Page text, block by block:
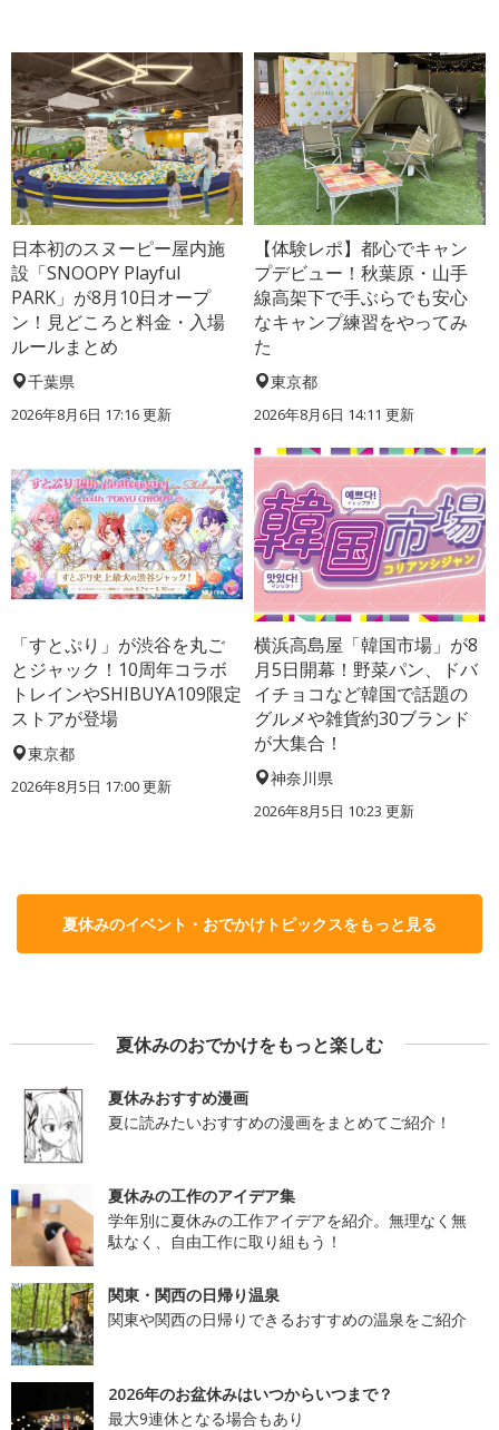
日本初のスヌーピー屋内施
設「SNOOPY Playful
PARK」が8月10日オープ
ン！見どころと料金・入場
ルールまとめ
千葉県
2026年8月6日 17:16更新
【体験レポ】都心でキャン
プデビュー！秋葉原・山手
線高架下で手ぶらでも安心
なキャンプ練習をやってみ
た
東京都
2026年8月6日 14:11 更新
「すとぷり」が渋谷を丸ご
とジャック！10周年コラボ
トレインやSHIBUYA109限定
ストアが登場
東京都
2026年8月5日 17:00更新
横浜高島屋「韓国市場」が8
月5日開幕！野菜パン、ドバ
イチョコなど韓国で話題の
グルメや雑貨約30ブランド
が大集合！
神奈川県
2026年8月5日 10:23 更新
夏休みのイベント・おでかけトピックスをもっと見る
夏休みのおでかけをもっと楽しむ
夏休みおすすめ漫画
夏に読みたいおすすめの漫画をまとめてご紹介！
夏休みの工作のアイデア集
学年別に夏休みの工作アイデアを紹介。無理なく無
駄なく、自由工作に取り組もう！
関東・関西の日帰り温泉
関東や関西の日帰りできるおすすめの温泉をご紹介
2026年のお盆休みはいつからいつまで？
最大9連休となる場合もあり